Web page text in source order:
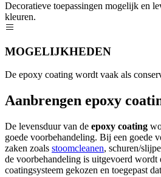
Decoratieve toepassingen mogelijk en
kleuren.
MOGELIJKHEDEN
De epoxy coating wordt vaak als
Aanbrengen epoxy
De levensduur van de epoxy coating
goede voorbehandeling. Bij een goede
zaken zoals stoomcleanen, schuren/
de voorbehandeling is uitgevoerd wordt
coatingsysteem gekozen en toegepast